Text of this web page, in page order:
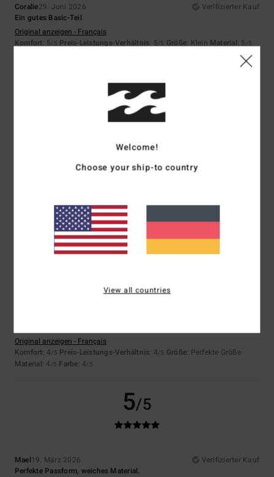
Coralie29. Juni 2026
Verifizierter Kauf
Ein gutes Basic-Teil
Original anzeigen - Français
Komfort: 5/5 Preis-Leistungs-Verhältnis: 5/5 Größe: Klein Material: 5 /5
5/5
Ich empfehle dieses Produkt
5 /5
Original anzeigen - Français
Komfort: 4/5 Preis-Leistungs-Verhältnis: 4/5 Größe: Perfekte Größe
Material: 4 /5 Farbe: 4/5
5/5
Mael19. März 2026
Verifizierter Kauf
Perfekte Passform, weiches Material.
Welcome!
Choose your ship-to country
View all countries